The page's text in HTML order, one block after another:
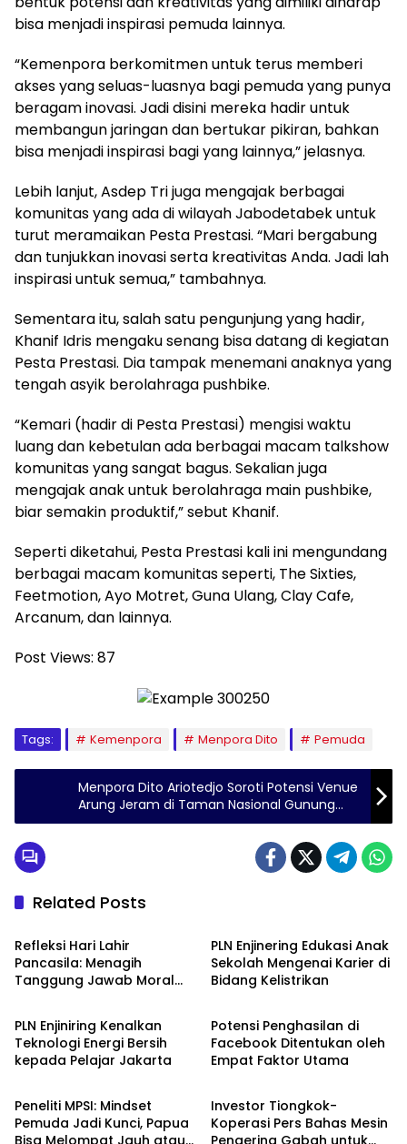
bisa menjadi inspirasi pemuda lainnya.
“Kemenpora berkomitmen untuk terus memberi
akses yang seluas-luasnya bagi pemuda yang punya
beragam inovasi. Jadi disini mereka hadir untuk
membangun jaringan dan bertukar pikiran, bahkan
bisa menjadi inspirasi bagi yang lainnya,” jelasnya.
Lebih lanjut, Asdep Tri juga mengajak berbagai
komunitas yang ada di wilayah Jabodetabek untuk
turut meramaikan Pesta Prestasi. “Mari bergabung
dan tunjukkan inovasi serta kreativitas Anda. Jadi lah
inspirasi untuk semua,” tambahnya.
Sementara itu, salah satu pengunjung yang hadir,
Khanif Idris mengaku senang bisa datang di kegiatan
Pesta Prestasi. Dia tampak menemani anaknya yang
tengah asyik berolahraga pushbike.
“Kemari (hadir di Pesta Prestasi) mengisi waktu
luang dan kebetulan ada berbagai macam talkshow
komunitas yang sangat bagus. Sekalian juga
mengajak anak untuk berolahraga main pushbike,
biar semakin produktif,” sebut Khanif.
Seperti diketahui, Pesta Prestasi kali ini mengundang
berbagai macam komunitas seperti, The Sixties,
Feetmotion, Ayo Motret, Guna Ulang, Clay Cafe,
Arcanum, dan lainnya.
Post Views: 87
Tags: Kemenpora Menpora Dito Pemuda
Menpora Dito Ariotedjo Soroti Potensi Venue
Arung Jeram di Taman Nasional Gunung
Leuser
Related Posts
Berita
Refleksi Hari Lahir
Pancasila: Menagih
Tanggung Jawab Moral
PLN Enjinering Edukasi Anak
Sekolah Mengenai Karier di
Bidang Kelistrikan
Berita
PLN Enjiniring Kenalkan
Teknologi Energi Bersih
kepada Pelajar Jakarta
Berita
Potensi Penghasilan di
Facebook Ditentukan oleh
Empat Faktor Utama
Berita
Peneliti MPSI: Mindset
Pemuda Jadi Kunci, Papua
Bisa Melompat Jauh atau
Berita
Investor Tiongkok-
Koperasi Pers Bahas Mesin
Pengering Gabah untuk